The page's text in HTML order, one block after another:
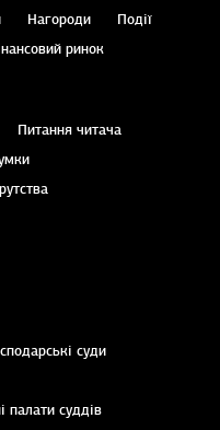
Нагороди
Події
ринок
Питання читача
суди
палати суддів